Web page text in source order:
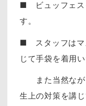
■ ビュッフェス
す。
■ スタッフはマ
じて手袋を着用い
また当然なが
生上の対策を講じ